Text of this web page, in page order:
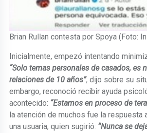
Brian Rullan contesta por Spoya (Foto:
Inicialmente, empezó intentando
“Solo temas personales de casados, es
relaciones de 10 años”, dijo sobre su
embargo, reconoció recibir ayuda
acontecido: “Estamos en proceso de
la atención de muchos fue la respuesta
una usuaria, quien sugirió: “Nunca se